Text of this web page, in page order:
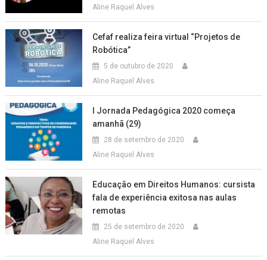
Aline Raquel Alves
Cefaf realiza feira virtual “Projetos de
Robótica”
5 de outubro de 2020
Aline Raquel Alves
I Jornada Pedagógica 2020 começa
amanhã (29)
28 de setembro de 2020
Aline Raquel Alves
Educação em Direitos Humanos: cursista
fala de experiência exitosa nas aulas
remotas
25 de setembro de 2020
Aline Raquel Alves